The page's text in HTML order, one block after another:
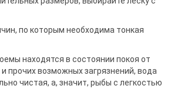
по которым необходима тонкая
находятся в состоянии покоя от
прочих возможных загрязнений, вода
чистая, а, значит, рыбы с легкостью